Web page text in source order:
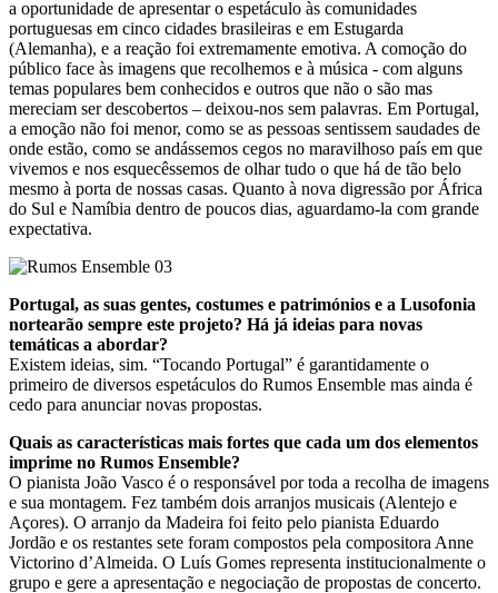
a oportunidade de apresentar o espetáculo às comunidades
portuguesas em cinco cidades brasileiras e em Estugarda
(Alemanha), e a reação foi extremamente emotiva. A comoção do
público face às imagens que recolhemos e à música - com alguns
temas populares bem conhecidos e outros que não o são mas
mereciam ser descobertos – deixou-nos sem palavras. Em Portugal,
a emoção não foi menor, como se as pessoas sentissem saudades de
onde estão, como se andássemos cegos no maravilhoso país em que
vivemos e nos esquecêssemos de olhar tudo o que há de tão belo
mesmo à porta de nossas casas. Quanto à nova digressão por África
do Sul e Namíbia dentro de poucos dias, aguardamo-la com grande
expectativa.
Portugal, as suas gentes, costumes e patrimónios e a Lusofonia
nortearão sempre este projeto? Há já ideias para novas
temáticas a abordar?
Existem ideias, sim. “Tocando Portugal” é garantidamente o
primeiro de diversos espetáculos do Rumos Ensemble mas ainda é
cedo para anunciar novas propostas.
Quais as características mais fortes que cada um dos elementos
imprime no Rumos Ensemble?
O pianista João Vasco é o responsável por toda a recolha de imagens
e sua montagem. Fez também dois arranjos musicais (Alentejo e
Açores). O arranjo da Madeira foi feito pelo pianista Eduardo
Jordão e os restantes sete foram compostos pela compositora Anne
Victorino d’Almeida. O Luís Gomes representa institucionalmente o
grupo e gere a apresentação e negociação de propostas de concerto.